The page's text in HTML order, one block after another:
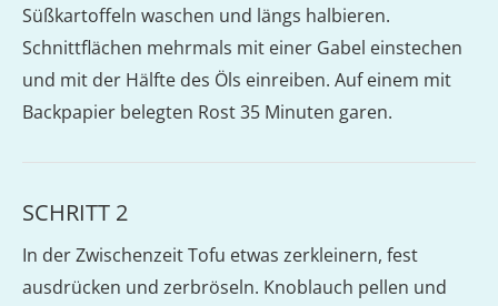
Süßkartoffeln waschen und längs halbieren.
Schnittflächen mehrmals mit einer Gabel einstechen
und mit der Hälfte des Öls einreiben. Auf einem mit
Backpapier belegten Rost 35 Minuten garen.
SCHRITT 2
In der Zwischenzeit Tofu etwas zerkleinern, fest
ausdrücken und zerbröseln. Knoblauch pellen und